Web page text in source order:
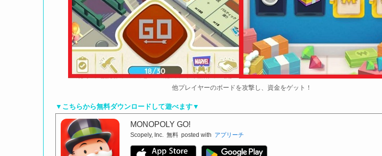
他プレイヤーのボードを攻撃し、資金をゲット！
▼こちらから無料ダウンロードして遊べます▼
MONOPOLY GO!
Scopely, Inc. 無料 posted with アプリーチ